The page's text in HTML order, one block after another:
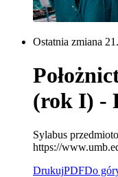
Ostatnia zmiana
(rok I) -
Sylabus
https://
DrukujPDFDo